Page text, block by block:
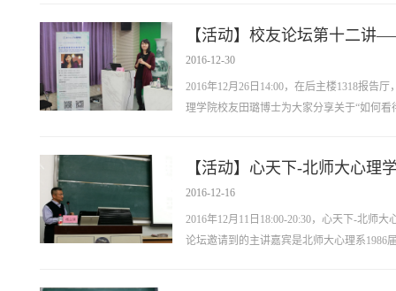
【活动】校友论坛第十二讲
2016-12-30
2016年12月26日14:00，在后主楼1318报告
理学院校友田璐博士为大家分享关于“如何
【活动】心天下-北师大心理
2016-12-16
2016年12月11日18:00-20:30，心天下-北师
论坛邀请到的主讲嘉宾是北师大心理系1986